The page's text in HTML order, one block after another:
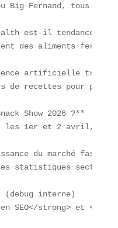
Big Fernand, tous
est-il tendance
des aliments
artificielle
de recettes pour
Show 2026 ?**
les 1er et 2 avril,
du marché fast-
statistiques
(debug interne)
en SEO</strong> et